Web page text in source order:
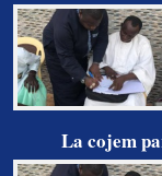
La cojem